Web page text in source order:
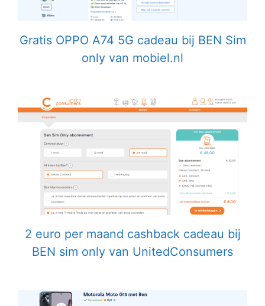
Gratis OPPO A74 5G cadeau bij BEN Sim
only van mobiel.nl
2 euro per maand cashback cadeau bij
BEN sim only van UnitedConsumers